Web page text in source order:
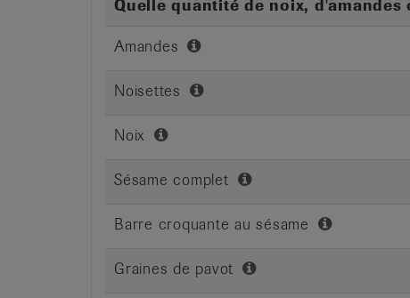
Quelle quantité de noix,
Amandes
Noisettes
Noix
Sésame complet
Barre croquante au sésame
Graines de pavot